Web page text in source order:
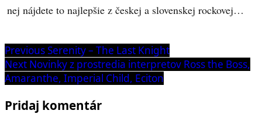
nej nájdete to najlepšie z českej a slovenskej rockovej…
Navigácia
v
článku
Previous Previous
post:
Serenity – The Last Knight
Next Next
post:
Novinky z prostredia interpretov Ross the Boss,
Amaranthe, Imperial Child, Eciton
Pridaj komentár